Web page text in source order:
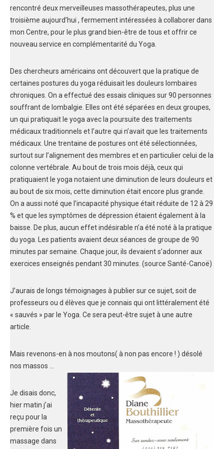
rencontré deux merveilleuses massothérapeutes, plus une
troisième aujourd’hui , fermement intéressées à collaborer dans
mon Centre, pour le plus grand bien-être de tous et offrir ce
nouveau service en complémentarité du Yoga.
Des chercheurs américains ont découvert que la pratique de
certaines postures du yoga réduisait les douleurs lombaires
chroniques. On a effectué des essais cliniques sur 90 personnes
souffrant de lombalgie. Elles ont été séparées en deux groupes,
un qui pratiquait le yoga avec la poursuite des traitements
médicaux traditionnels et l’autre qui n’avait que les traitements
médicaux. Une trentaine de postures ont été sélectionnées,
surtout sur l’alignement des membres et en particulier celui de la
colonne vertébrale. Au bout de trois mois déjà, ceux qui
pratiquaient le yoga notaient une diminution de leurs douleurs et
au bout de six mois, cette diminution était encore plus grande.
On a aussi noté que l’incapacité physique était réduite de 12 à 29
% et que les symptômes de dépression étaient également à la
baisse. De plus, aucun effet indésirable n’a été noté à la pratique
du yoga. Les patients avaient deux séances de groupe de 90
minutes par semaine. Chaque jour, ils devaient s’adonner aux
exercices enseignés pendant 30 minutes. (source Santé-Canoë)
J’aurais de longs témoignages à publier sur ce sujet, soit de
professeurs ou d élèves que je connais qui ont littéralement été
« sauvés » par le Yoga. Ce sera peut-être sujet à une autre
article.
Mais revenons-en à nos moutons( à non pas encore ! ) désolé
nos massos …
Je disais donc,
hier matin j’ai
reçu pour la
première fois un
massage dans